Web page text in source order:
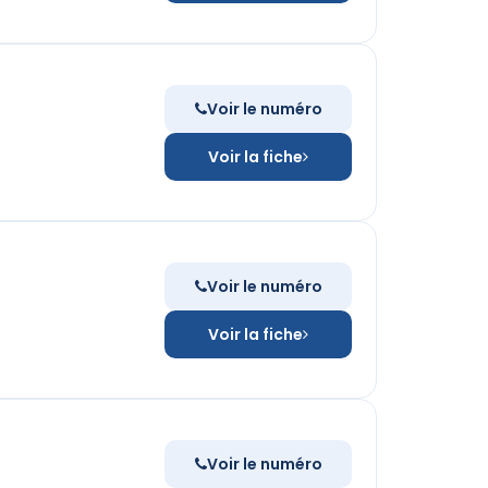
Voir le numéro
Voir la fiche
Voir le numéro
Voir la fiche
Voir le numéro